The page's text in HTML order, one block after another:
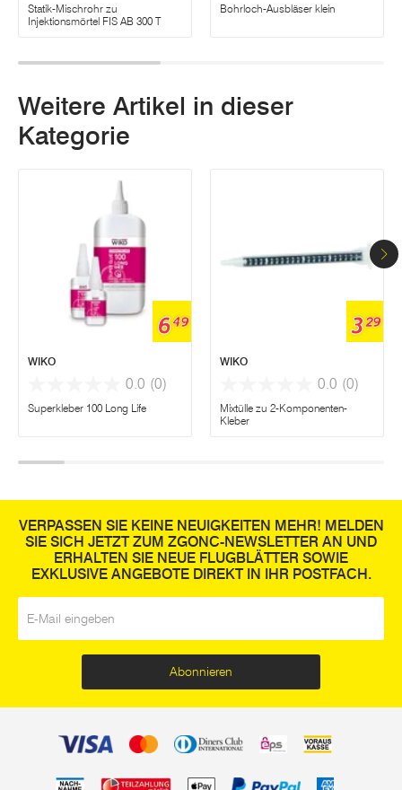
Statik-Mischrohr zu
Injektionsmörtel FIS AB 300 T
Bohrloch-Ausbläser klein
Weitere Artikel in dieser
Kategorie
649
WIKO
0.0 (0)
Superkleber 100 Long Life
329
WIKO
0.0 (0)
Mixtülle zu 2-Komponenten-
Kleber
VERPASSEN SIE KEINE NEUIGKEITEN MEHR! MELDEN
SIE SICH JETZT ZUM ZGONC-NEWSLETTER AN UND
ERHALTEN SIE NEUE FLUGBLÄTTER SOWIE
EXKLUSIVE ANGEBOTE DIREKT IN IHR POSTFACH.
Abonnieren